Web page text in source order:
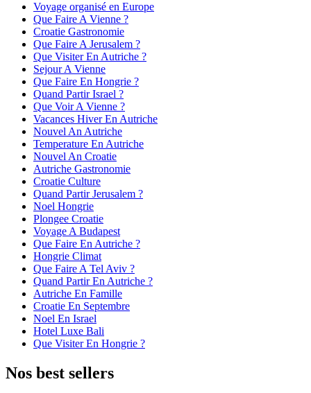
Voyage organisé en Europe
Que Faire A Vienne ?
Croatie Gastronomie
Que Faire A Jerusalem ?
Que Visiter En Autriche ?
Sejour A Vienne
Que Faire En Hongrie ?
Quand Partir Israel ?
Que Voir A Vienne ?
Vacances Hiver En Autriche
Nouvel An Autriche
Temperature En Autriche
Nouvel An Croatie
Autriche Gastronomie
Croatie Culture
Quand Partir Jerusalem ?
Noel Hongrie
Plongee Croatie
Voyage A Budapest
Que Faire En Autriche ?
Hongrie Climat
Que Faire A Tel Aviv ?
Quand Partir En Autriche ?
Autriche En Famille
Croatie En Septembre
Noel En Israel
Hotel Luxe Bali
Que Visiter En Hongrie ?
Nos best sellers